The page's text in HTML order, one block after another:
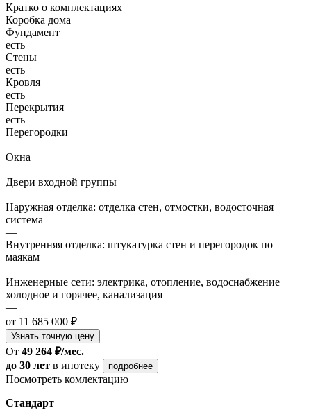
Кратко о комплектациях
Коробка дома
Фундамент
есть
Стены
есть
Кровля
есть
Перекрытия
есть
Перегородки
—
Окна
—
Двери входной группы
—
Наружная отделка: отделка стен, отмостки, водосточная
система
—
Внутренняя отделка: штукатурка стен и перегородок по
маякам
—
Инженерные сети: электрика, отопление, водоснабжение
холодное и горячее, канализация
—
от 11 685 000 ₽
Узнать точную цену
От 49 264 ₽/мес.
до 30 лет в ипотеку подробнее
Посмотреть комлектацию
Стандарт